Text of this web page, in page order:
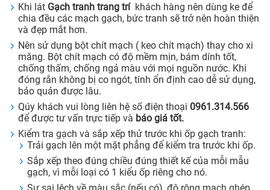
Khi lát Gạch tranh trang trí khách hàng nên dùng ke để
chia đều các mạch gạch, bức tranh sẽ trở nên hoàn thiện
và đẹp mắt hơn.
Nên sử dụng bột chít mạch ( keo chít mạch) thay cho xi
măng. Bột chít mạch có độ mềm mịn, bám dính tốt,
chống thấm, chống ngả màu với mọi nguồn nước. Khi
đóng rắn không bị co ngót, tính ổn định cao dễ sử dụng,
bảo quản được lâu.
Qúy khách vui lòng liên hệ số điện thoại 0961.314.566
để được tư vấn trực tiếp và báo giá tốt.
Kiểm tra gạch và sắp xếp thử trước khi ốp gạch tranh:
Trải gạch lên một mặt phẳng để kiểm tra trước khi ốp.
Sắp xếp theo đúng chiều đúng thiết kế của mỗi mẫu
gạch, vì mỗi loại có 1 kiểu ốp riêng cho nó.